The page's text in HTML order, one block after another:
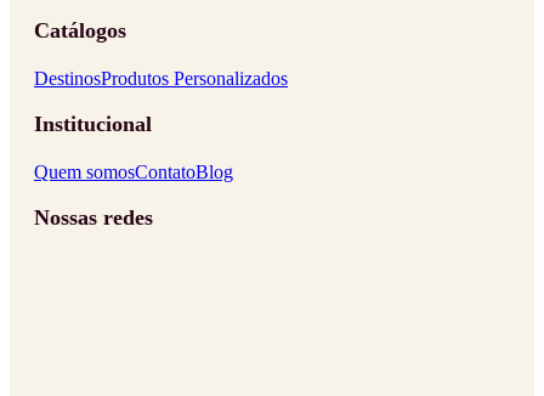
Catálogos
DestinosProdutos Personalizados
Institucional
Quem somosContatoBlog
Nossas redes